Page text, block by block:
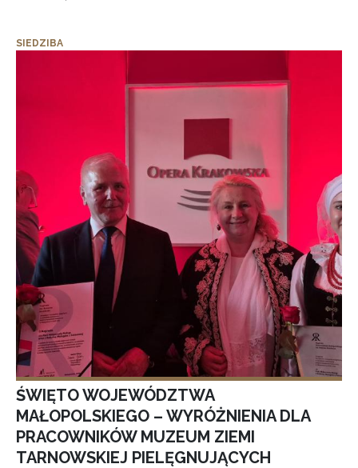
SIEDZIBA
ŚWIĘTO WOJEWÓDZTWA
MAŁOPOLSKIEGO – WYRÓŻNIENIA DLA
PRACOWNIKÓW MUZEUM ZIEMI
TARNOWSKIEJ PIELĘGNUJĄCYCH